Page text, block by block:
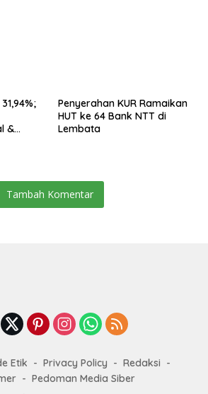
&
Penyerahan KUR Ramaikan
HUT ke 64 Bank NTT di
Lembata
Tambah Komentar
Etik Privacy Policy
Redaksi
Pedoman Media Siber